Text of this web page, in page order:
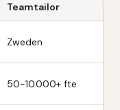
Teamtailor
Zweden
50-10.000+ fte